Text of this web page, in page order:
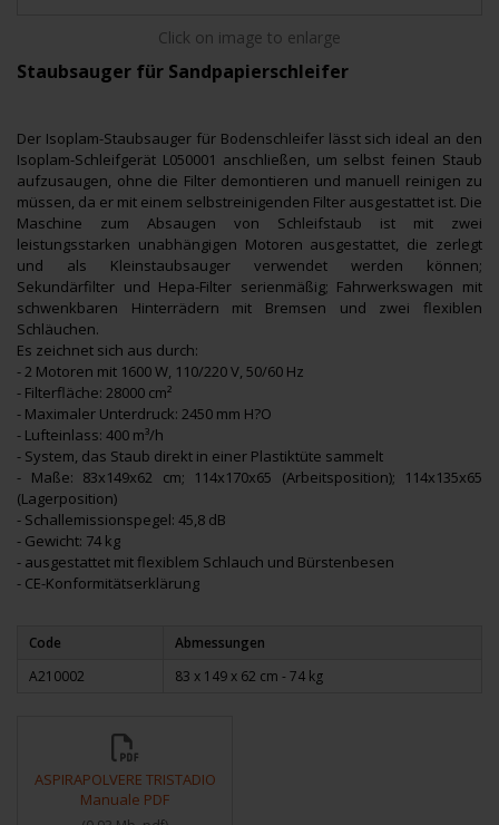
Click on image to enlarge
Staubsauger für Sandpapierschleifer
Der Isoplam-Staubsauger für Bodenschleifer lässt sich ideal an den
Isoplam-Schleifgerät L050001 anschließen, um selbst feinen Staub
aufzusaugen, ohne die Filter demontieren und manuell reinigen zu
müssen, da er mit einem selbstreinigenden Filter ausgestattet ist. Die
Maschine zum Absaugen von Schleifstaub ist mit zwei
leistungsstarken unabhängigen Motoren ausgestattet, die zerlegt
und als Kleinstaubsauger verwendet werden können;
Sekundärfilter und Hepa-Filter serienmäßig; Fahrwerkswagen mit
schwenkbaren Hinterrädern mit Bremsen und zwei flexiblen
Schläuchen.
Es zeichnet sich aus durch:
- 2 Motoren mit 1600 W, 110/220 V, 50/60 Hz
- Filterfläche: 28000 cm²
- Maximaler Unterdruck: 2450 mm H?O
- Lufteinlass: 400 m³/h
- System, das Staub direkt in einer Plastiktüte sammelt
- Maße: 83x149x62 cm; 114x170x65 (Arbeitsposition); 114x135x65
(Lagerposition)
- Schallemissionspegel: 45,8 dB
- Gewicht: 74 kg
- ausgestattet mit flexiblem Schlauch und Bürstenbesen
- CE-Konformitätserklärung
Code
Abmessungen
A210002
83 x 149 x 62 cm - 74 kg
ASPIRAPOLVERE TRISTADIO
Manuale PDF